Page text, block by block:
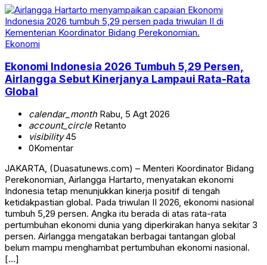
Ekonomi
Ekonomi Indonesia 2026 Tumbuh 5,29 Persen,
Airlangga Sebut Kinerjanya Lampaui Rata-Rata
Global
calendar_monthRabu, 5 Agt 2026
account_circleRetanto
visibility45
0Komentar
JAKARTA, (Duasatunews.com) – Menteri Koordinator Bidang
Perekonomian, Airlangga Hartarto, menyatakan ekonomi
Indonesia tetap menunjukkan kinerja positif di tengah
ketidakpastian global. Pada triwulan II 2026, ekonomi nasional
tumbuh 5,29 persen. Angka itu berada di atas rata-rata
pertumbuhan ekonomi dunia yang diperkirakan hanya sekitar 3
persen. Airlangga mengatakan berbagai tantangan global
belum mampu menghambat pertumbuhan ekonomi nasional.
[…]